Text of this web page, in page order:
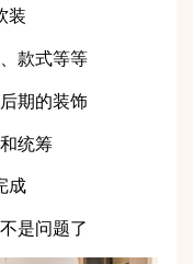
装
款式等等
期的装饰
统筹
成
是问题了